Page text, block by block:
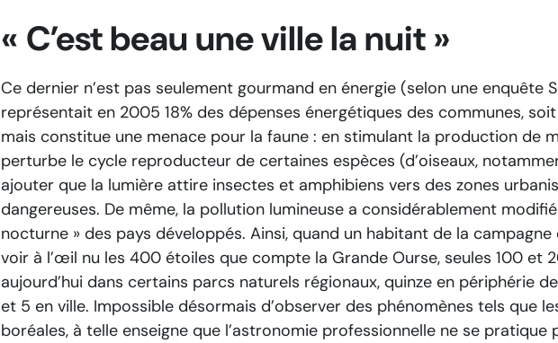
« C’est beau une ville la nuit »
Ce dernier n’est pas seulement gourmand en énergie (selon une enquête
représentait en 2005 18% des dépenses énergétiques des communes,
mais constitue une menace pour la faune : en stimulant la production de
perturbe le cycle reproducteur de certaines espèces (d’oiseaux,
ajouter que la lumière attire insectes et amphibiens vers des zones
dangereuses. De même, la pollution lumineuse a considérablement
nocturne » des pays développés. Ainsi, quand un habitant de la
voir à l’œil nu les 400 étoiles que compte la Grande Ourse, seules 100 et
aujourd’hui dans certains parcs naturels régionaux, quinze en périphérie
et 5 en ville. Impossible désormais d’observer des phénomènes tels que
boréales, à telle enseigne que l’astronomie professionnelle ne se pratique